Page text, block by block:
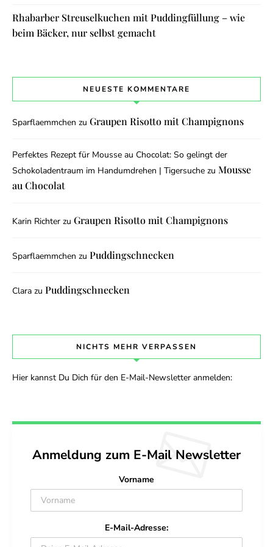
Rhabarber Streuselkuchen mit Puddingfüllung – wie
beim Bäcker, nur selbst gemacht
NEUESTE KOMMENTARE
Sparflaemmchen zu Graupen Risotto mit Champignons
Perfektes Rezept für Mousse au Chocolat: So gelingt der
Schokoladentraum im Handumdrehen | Tigersuche zu Mousse
au Chocolat
Karin Richter zu Graupen Risotto mit Champignons
Sparflaemmchen zu Puddingschnecken
Clara zu Puddingschnecken
NICHTS MEHR VERPASSEN
Hier kannst Du Dich für den E-Mail-Newsletter anmelden:
Anmeldung zum E-Mail Newsletter
Vorname
E-Mail-Adresse: